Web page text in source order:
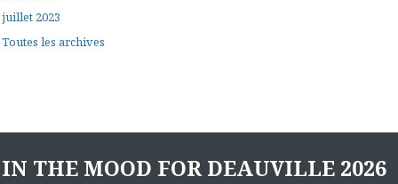
juillet 2023
Toutes les archives
IN THE MOOD FOR DEAUVILLE 2026